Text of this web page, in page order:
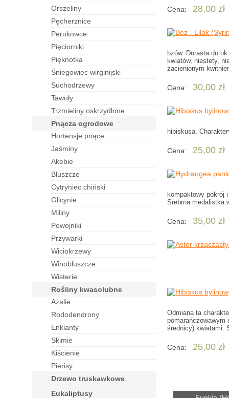
orszeliny
pęcherznice
perukowce
pięciorniki
pięknotka
śniegowiec wirginijski
suchodrzewy
tawuły
trzmieliny oskrzydlone
pnącza ogrodowe
hortensje pnące
jaśminy
akebie
bluszcze
cytryniec chiński
glicynie
miliny
powojniki
przywarki
wiciokrzewy
winobluszcze
wisterie
rośliny kwasolubne
azalie
rododendrony
enkianty
skimie
kiścienie
pierisy
drzewo truskawkowe
eukaliptusy
Cena: 28,00 zł
bzów. Dorasta do
kwiatów, niestety,
zacienionym
Cena: 30,00 zł
hibiskusa.
Cena: 25,00 zł
kompaktowy pokrój
Srebrna medalistka
Cena: 35,00 zł
Odmiana ta
pomarańczowawym
średnicy) kwiatami.
Cena: 25,00 zł